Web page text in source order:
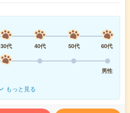
30代 40代 50代
60代
男性
もっと見る